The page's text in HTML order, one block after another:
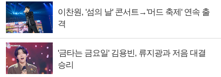
이찬원, '섬의 날' 콘서트→'머드 축제' 연속 출
격
'금타는 금요일' 김용빈, 류지광과 저음 대결
승리